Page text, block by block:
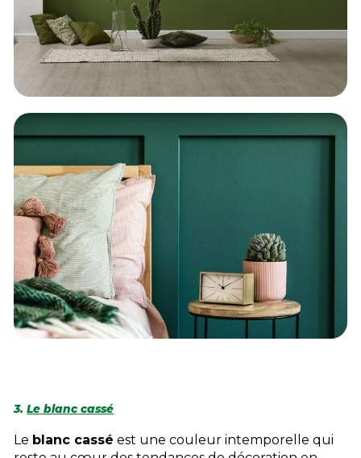
3.Le blanc cassé
Le blanc cassé est une couleur intemporelle qui